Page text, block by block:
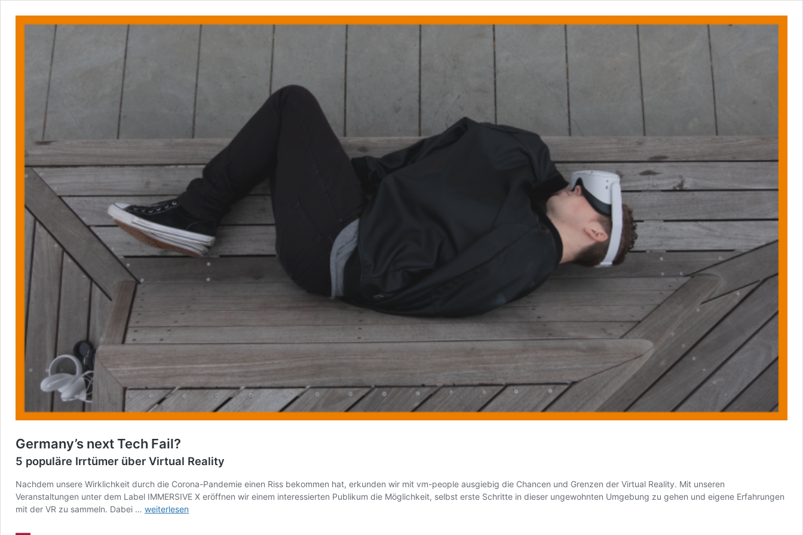
Germany’s next Tech Fail?
5 populäre Irrtümer über Virtual Reality
Nachdem unsere Wirklichkeit durch die Corona-Pandemie einen Riss bekommen hat, erkunden wir mit vm-people ausgiebig die Chancen und Grenzen der Virtual Reality. Mit unseren
Veranstaltungen unter dem Label IMMERSIVE X eröffnen wir einem interessierten Publikum die Möglichkeit, selbst erste Schritte in dieser ungewohnten Umgebung zu gehen und eigene Erfahrungen
mit der VR zu sammeln. Dabei … Germany’s
weiterlesen